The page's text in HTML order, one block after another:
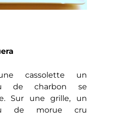
cassolette un
de charbon se
Sur une grille, un
de morue cru